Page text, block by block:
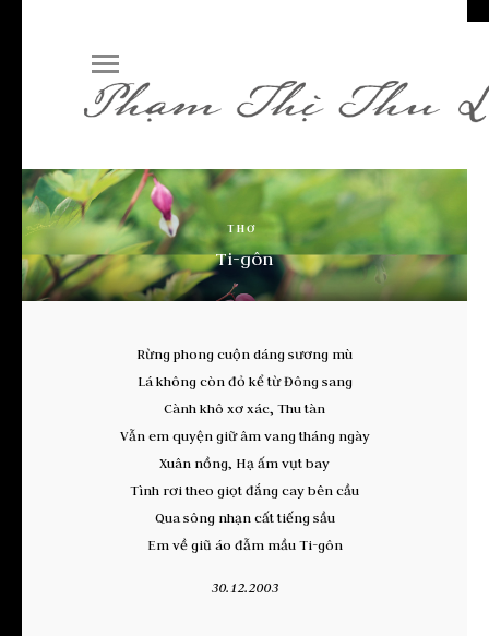
THƠ
Ti-gôn
Rừng phong cuộn dáng sương mù
Lá không còn đỏ kể từ Đông sang
Cành khô xơ xác, Thu tàn
Vẫn em quyện giữ âm vang tháng ngày
Xuân nồng, Hạ ấm vụt bay
Tình rơi theo giọt đắng cay bên cầu
Qua sông nhạn cất tiếng sầu
Em về giũ áo đẫm mầu Ti-gôn
30.12.2003